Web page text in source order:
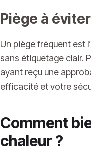
Piège à éviter
Un piège fréquent est
sans étiquetage clair.
ayant reçu une
efficacité et votre
Comment
chaleur ?